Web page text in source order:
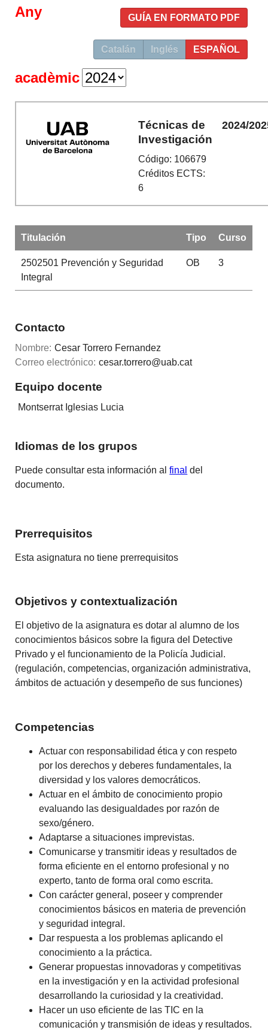
GUÍA EN FORMATO PDF
Catalán Inglés ESPAÑOL
Any
acadèmic
Técnicas de
Investigación
Código: 106679
Créditos ECTS:
6
2024/
Titulación Tipo Curso
2502501 Prevención y Seguridad
Integral
OB 3
Contacto
Nombre: Cesar Torrero Fernandez
Correo electrónico: cesar.torrero@uab.cat
Equipo docente
Montserrat Iglesias Lucia
Idiomas de los grupos
Puede consultar esta información alfinal del
documento.
Prerrequisitos
Esta asignatura no tiene prerrequisitos
Objetivos y contextualización
El objetivo de la asignatura es dotar al alumno de los
conocimientos básicos sobre la figura del Detective
Privado y el funcionamiento de la Policía Judicial.
(regulación, competencias, organización administrativa,
ámbitos de actuación y desempeño de sus funciones)
Competencias
Actuar con responsabilidad ética y con respeto
por los derechos y deberes fundamentales, la
diversidad y los valores democráticos.
Actuar en el ámbito de conocimiento propio
evaluando las desigualdades por razón de
sexo/género.
Adaptarse a situaciones imprevistas.
Comunicarse y transmitir ideas y resultados de
forma eficiente en el entorno profesional y no
experto, tanto de forma oral como escrita.
Con carácter general, poseer y comprender
conocimientos básicos en materia de prevención
y seguridad integral.
Dar respuesta a los problemas aplicando el
conocimiento a la práctica.
Generar propuestas innovadoras y competitivas
en la investigación y en la actividad profesional
desarrollando la curiosidad y la creatividad.
Hacer un uso eficiente de las TIC en la
comunicación y transmisión de ideas y resultados.